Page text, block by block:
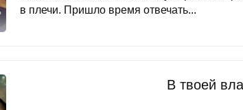
в плечи. Пришло время отвечать...
В твоей